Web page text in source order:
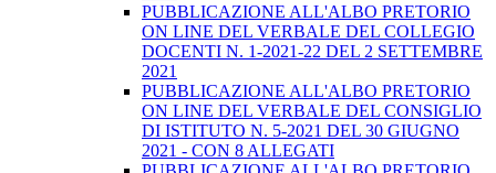
PUBBLICAZIONE ALL'ALBO PRETORIO
ON LINE DEL VERBALE DEL COLLEGIO
DOCENTI N. 1-2021-22 DEL 2 SETTEMBRE
2021
PUBBLICAZIONE ALL'ALBO PRETORIO
ON LINE DEL VERBALE DEL CONSIGLIO
DI ISTITUTO N. 5-2021 DEL 30 GIUGNO
2021 - CON 8 ALLEGATI